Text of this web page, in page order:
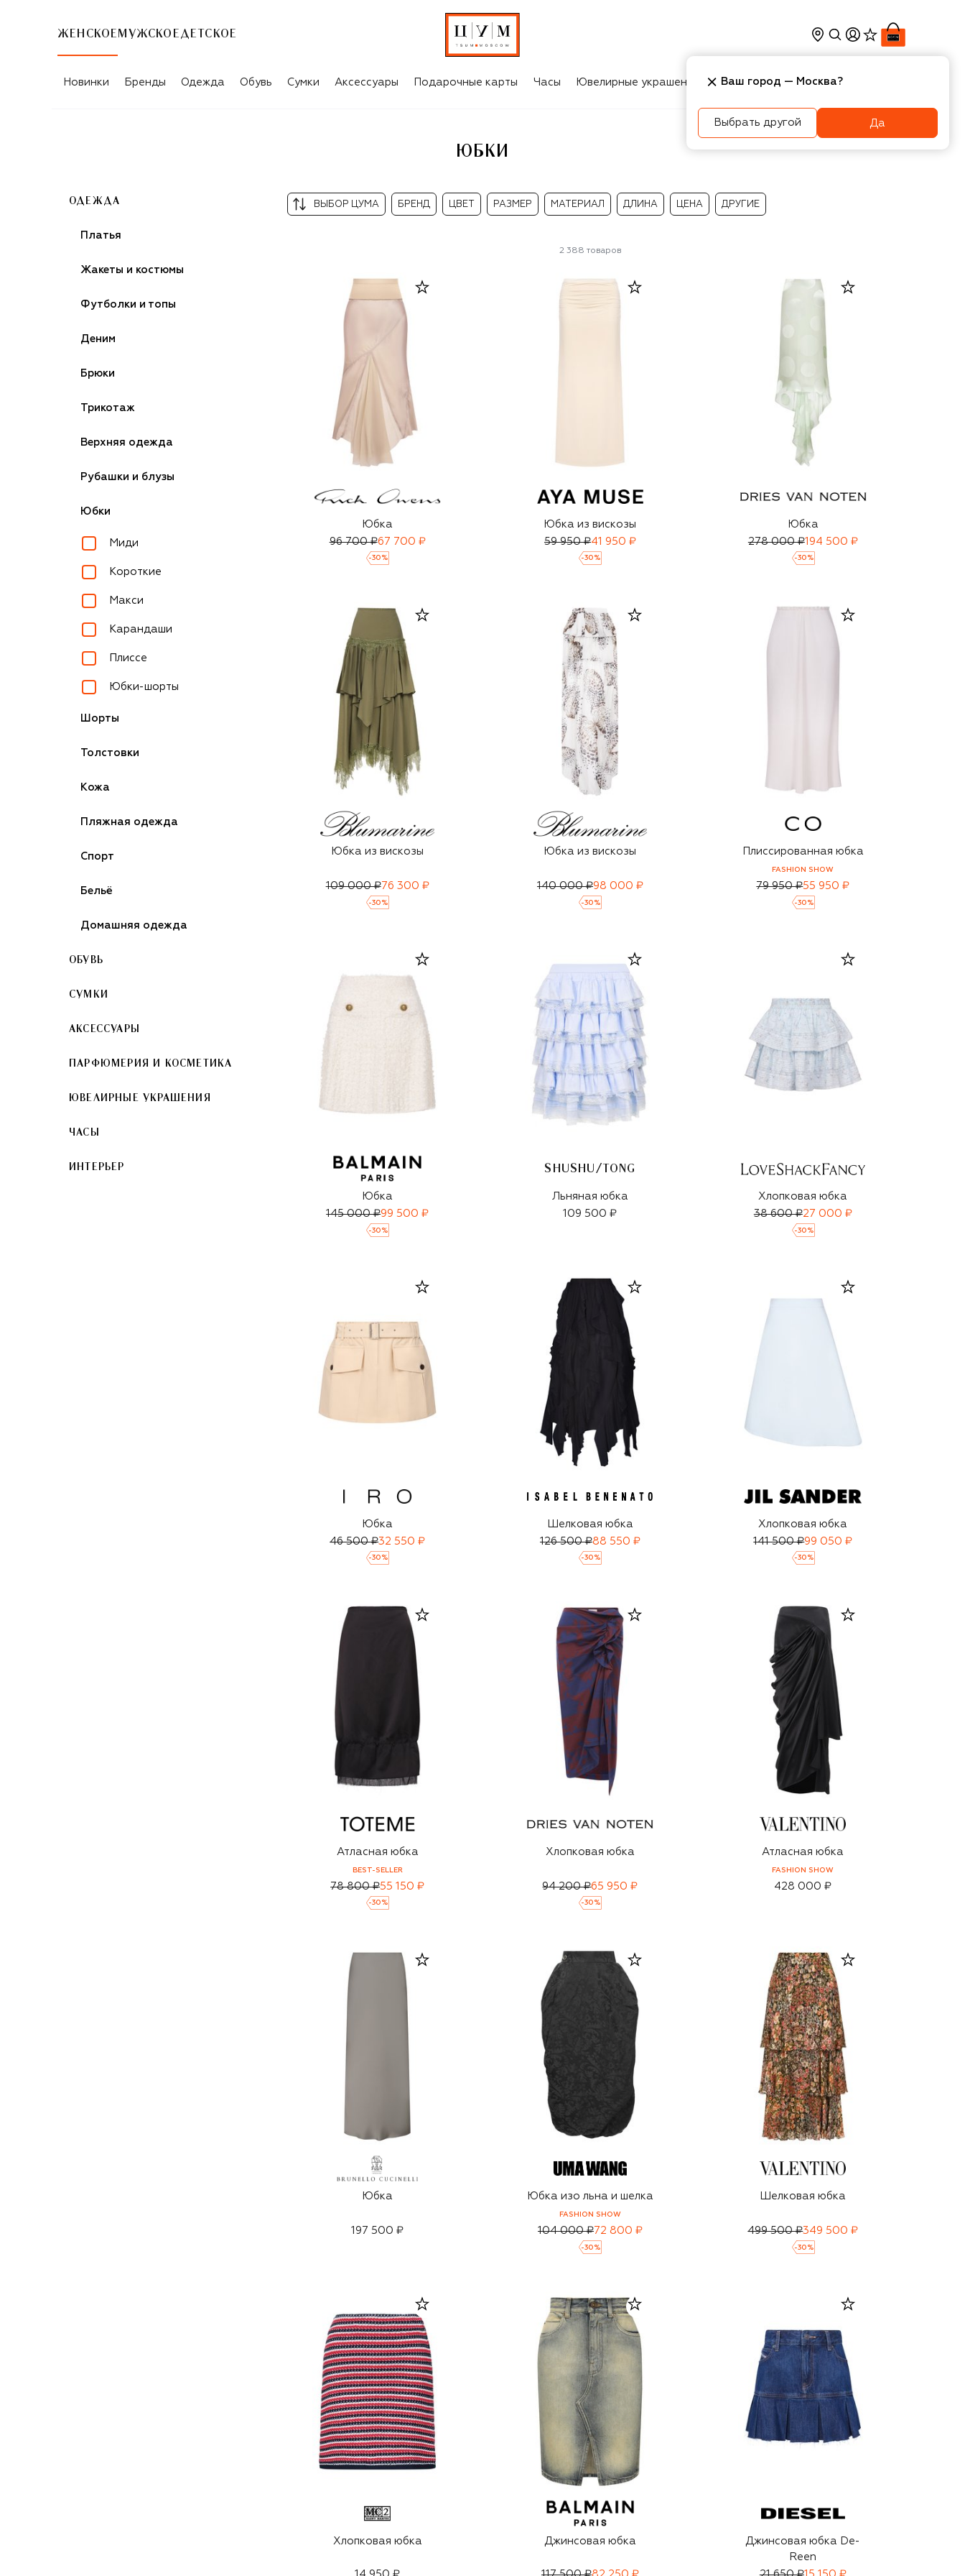
ЖЕНСКОЕ МУЖСКОЕ ДЕТСКОЕ
ЮБКИ
Новинки Бренды Одежда Обувь Сумки Аксессуары Подарочные карты Часы Ювелирные украшения Косметика Интерьер
ЮБКИ
ОДЕЖДА
Платья
Жакеты и костюмы
Футболки и топы
Деним
Брюки
Трикотаж
Верхняя одежда
Рубашки и блузы
Юбки
Миди
Короткие
Макси
Карандаши
Плиссе
Юбки-шорты
Шорты
Толстовки
Кожа
Пляжная одежда
Спорт
Бельё
Домашняя одежда
ОБУВЬ
СУМКИ
АКСЕССУАРЫ
ПАРФЮМЕРИЯ И КОСМЕТИКА
ЮВЕЛИРНЫЕ УКРАШЕНИЯ
ЧАСЫ
ИНТЕРЬЕР
ВЫБОР ЦУМА БРЕНД ЦВЕТ РАЗМЕР МАТЕРИАЛ ДЛИНА ЦЕНА ДРУГИЕ
2 388 товаров
Юбка
96 700 ₽67 700 ₽
-30 %
Юбка из вискозы
59 950 ₽41 950 ₽
-30 %
Юбка
278 000 ₽194 500 ₽
-30 %
Юбка из вискозы
109 000 ₽76 300 ₽
-30 %
Юбка из вискозы
140 000 ₽98 000 ₽
-30 %
Плиссированная юбка
FASHION SHOW
79 950 ₽55 950 ₽
-30 %
Юбка
145 000 ₽99 500 ₽
-30 %
SHUSHU/TONG
Льняная юбка
109 500 ₽
Хлопковая юбка
38 600 ₽27 000 ₽
-30 %
Юбка
46 500 ₽32 550 ₽
-30 %
Шелковая юбка
126 500 ₽88 550 ₽
-30 %
Хлопковая юбка
141 500 ₽99 050 ₽
-30 %
Атласная юбка
BEST-SELLER
78 800 ₽55 150 ₽
-30 %
Хлопковая юбка
94 200 ₽65 950 ₽
-30 %
Атласная юбка
FASHION SHOW
428 000 ₽
Юбка
197 500 ₽
Юбка изо льна и шелка
FASHION SHOW
104 000 ₽72 800 ₽
-30 %
Шелковая юбка
499 500 ₽349 500 ₽
-30 %
Хлопковая юбка Джинсовая юбка
Джинсовая юбка De-
Reen
Ваш город — Москва?
Выбрать другой Да